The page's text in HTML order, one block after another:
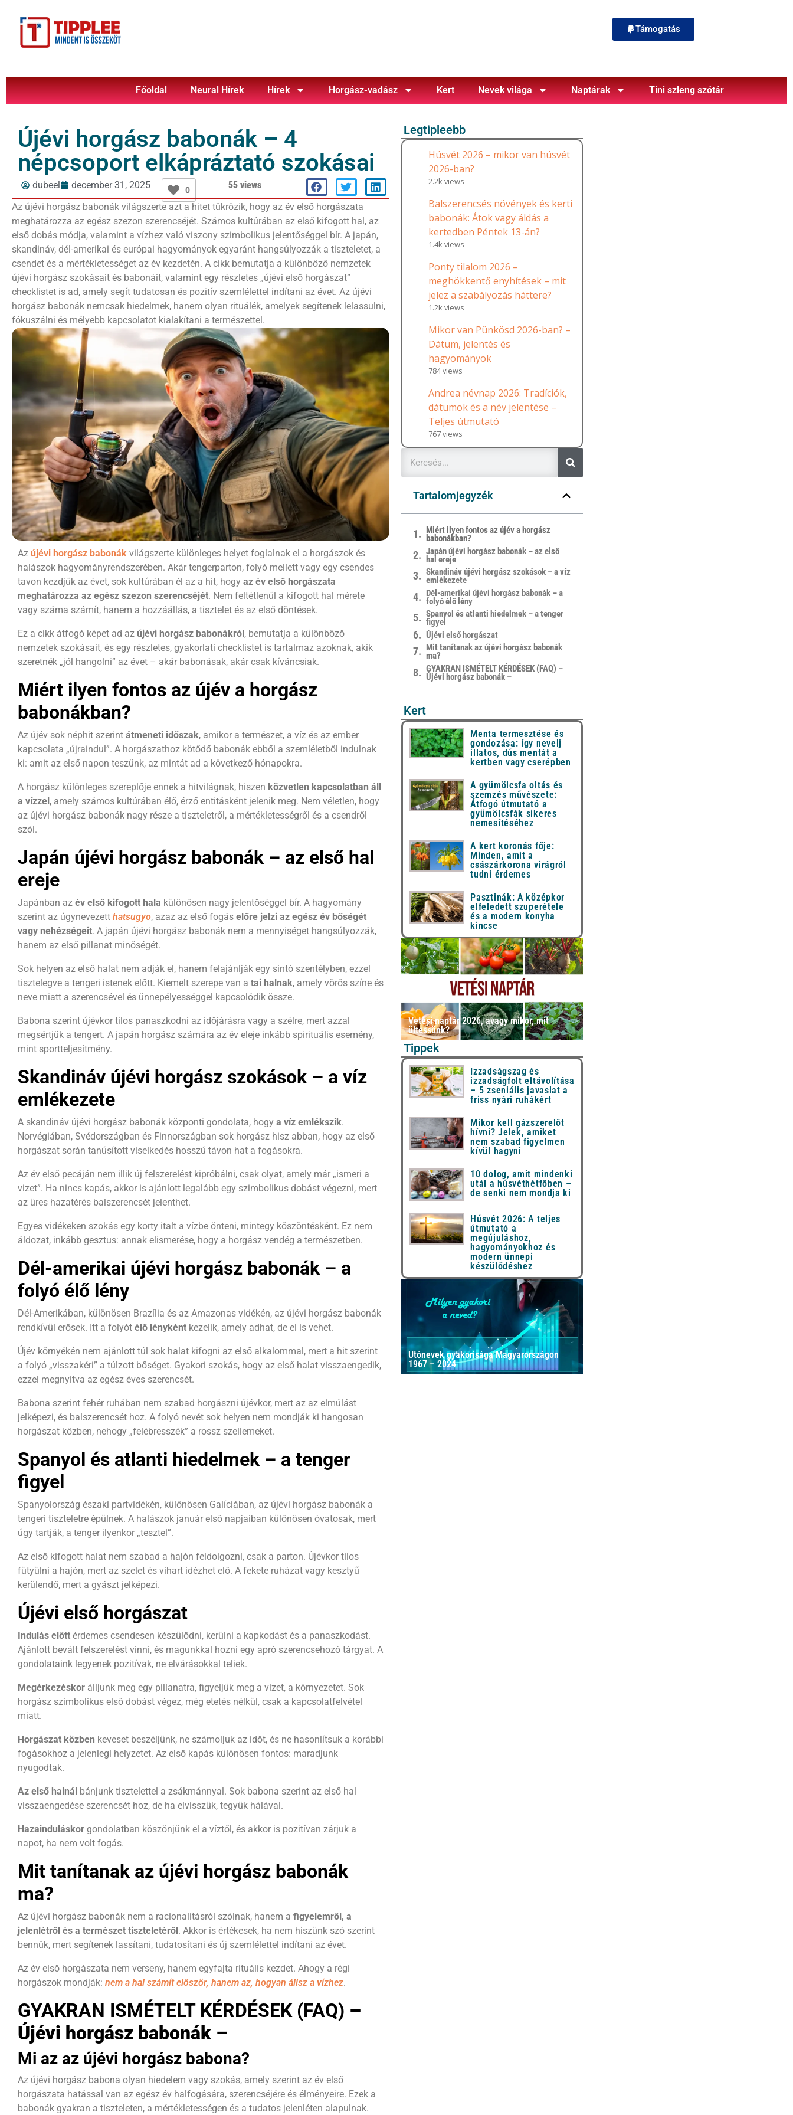
Támogatás
Főoldal Neural Hírek Hírek Horgász-vadász Kert Nevek világa Naptárak Tini szleng szótár
Újévi horgász babonák – 4
népcsoport elkápráztató szokásai
dubeel december 31, 2025 0
55 views
Az újévi horgász babonák világszerte azt a hitet tükrözik, hogy az év első horgászata
meghatározza az egész szezon szerencséjét. Számos kultúrában az első kifogott hal, az
első dobás módja, valamint a vízhez való viszony szimbolikus jelentőséggel bír. A japán,
skandináv, dél-amerikai és európai hagyományok egyaránt hangsúlyozzák a tiszteletet, a
csendet és a mértékletességet az év kezdetén. A cikk bemutatja a különböző nemzetek
újévi horgász szokásait és babonáit, valamint egy részletes „újévi első horgászat”
checklistet is ad, amely segít tudatosan és pozitív szemlélettel indítani az évet. Az újévi
horgász babonák nemcsak hiedelmek, hanem olyan rituálék, amelyek segítenek lelassulni,
fókuszálni és mélyebb kapcsolatot kialakítani a természettel.
Az újévi horgász babonák világszerte különleges helyet foglalnak el a horgászok és
halászok hagyományrendszerében. Akár tengerparton, folyó mellett vagy egy csendes
tavon kezdjük az évet, sok kultúrában él az a hit, hogy az év első horgászata
meghatározza az egész szezon szerencséjét. Nem feltétlenül a kifogott hal mérete
vagy száma számít, hanem a hozzáállás, a tisztelet és az első döntések.
Ez a cikk átfogó képet ad az újévi horgász babonákról, bemutatja a különböző
nemzetek szokásait, és egy részletes, gyakorlati checklistet is tartalmaz azoknak, akik
szeretnék „jól hangolni” az évet – akár babonásak, akár csak kíváncsiak.
Miért ilyen fontos az újév a horgász
babonákban?
Az újév sok néphit szerint átmeneti időszak, amikor a természet, a víz és az ember
kapcsolata „újraindul”. A horgászathoz kötődő babonák ebből a szemléletből indulnak
ki: amit az első napon teszünk, az mintát ad a következő hónapokra.
A horgász különleges szereplője ennek a hitvilágnak, hiszen közvetlen kapcsolatban áll
a vízzel, amely számos kultúrában élő, érző entitásként jelenik meg. Nem véletlen, hogy
az újévi horgász babonák nagy része a tiszteletről, a mértékletességről és a csendről
szól.
Japán újévi horgász babonák – az első hal
ereje
Japánban az év első kifogott hala különösen nagy jelentőséggel bír. A hagyomány
szerint az úgynevezett hatsugyo, azaz az első fogás előre jelzi az egész év bőségét
vagy nehézségeit. A japán újévi horgász babonák nem a mennyiséget hangsúlyozzák,
hanem az első pillanat minőségét.
Sok helyen az első halat nem adják el, hanem felajánlják egy sintó szentélyben, ezzel
tisztelegve a tengeri istenek előtt. Kiemelt szerepe van a tai halnak, amely vörös színe és
neve miatt a szerencsével és ünnepélyességgel kapcsolódik össze.
Babona szerint újévkor tilos panaszkodni az időjárásra vagy a szélre, mert azzal
megsértjük a tengert. A japán horgász számára az év eleje inkább spirituális esemény,
mint sportteljesítmény.
Skandináv újévi horgász szokások – a víz
emlékezete
A skandináv újévi horgász babonák központi gondolata, hogy a víz emlékszik.
Norvégiában, Svédországban és Finnországban sok horgász hisz abban, hogy az első
horgászat során tanúsított viselkedés hosszú távon hat a fogásokra.
Az év első pecáján nem illik új felszerelést kipróbálni, csak olyat, amely már „ismeri a
vizet”. Ha nincs kapás, akkor is ajánlott legalább egy szimbolikus dobást végezni, mert
az üres hazatérés balszerencsét jelenthet.
Egyes vidékeken szokás egy korty italt a vízbe önteni, mintegy köszöntésként. Ez nem
áldozat, inkább gesztus: annak elismerése, hogy a horgász vendég a természetben.
Dél-amerikai újévi horgász babonák – a
folyó élő lény
Dél-Amerikában, különösen Brazília és az Amazonas vidékén, az újévi horgász babonák
rendkívül erősek. Itt a folyót élő lényként kezelik, amely adhat, de el is vehet.
Újév környékén nem ajánlott túl sok halat kifogni az első alkalommal, mert a hit szerint
a folyó „visszakéri” a túlzott bőséget. Gyakori szokás, hogy az első halat visszaengedik,
ezzel megnyitva az egész éves szerencsét.
Babona szerint fehér ruhában nem szabad horgászni újévkor, mert az az elmúlást
jelképezi, és balszerencsét hoz. A folyó nevét sok helyen nem mondják ki hangosan
horgászat közben, nehogy „felébresszék” a rossz szellemeket.
Spanyol és atlanti hiedelmek – a tenger
figyel
Spanyolország északi partvidékén, különösen Galíciában, az újévi horgász babonák a
tengeri tiszteletre épülnek. A halászok január első napjaiban különösen óvatosak, mert
úgy tartják, a tenger ilyenkor „tesztel”.
Az első kifogott halat nem szabad a hajón feldolgozni, csak a parton. Újévkor tilos
fütyülni a hajón, mert az szelet és vihart idézhet elő. A fekete ruházat vagy kesztyű
kerülendő, mert a gyászt jelképezi.
Újévi első horgászat
Indulás előtt érdemes csendesen készülődni, kerülni a kapkodást és a panaszkodást.
Ajánlott bevált felszerelést vinni, és magunkkal hozni egy apró szerencsehozó tárgyat. A
gondolataink legyenek pozitívak, ne elvárásokkal teliek.
Megérkezéskor álljunk meg egy pillanatra, figyeljük meg a vizet, a környezetet. Sok
horgász szimbolikus első dobást végez, még etetés nélkül, csak a kapcsolatfelvétel
miatt.
Horgászat közben keveset beszéljünk, ne számoljuk az időt, és ne hasonlítsuk a korábbi
fogásokhoz a jelenlegi helyzetet. Az első kapás különösen fontos: maradjunk
nyugodtak.
Az első halnál bánjunk tisztelettel a zsákmánnyal. Sok babona szerint az első hal
visszaengedése szerencsét hoz, de ha elvisszük, tegyük hálával.
Hazainduláskor gondolatban köszönjünk el a víztől, és akkor is pozitívan zárjuk a
napot, ha nem volt fogás.
Mit tanítanak az újévi horgász babonák
ma?
Az újévi horgász babonák nem a racionalitásról szólnak, hanem a figyelemről, a
jelenlétről és a természet tiszteletéről. Akkor is értékesek, ha nem hiszünk szó szerint
bennük, mert segítenek lassítani, tudatosítani és új szemlélettel indítani az évet.
Az év első horgászata nem verseny, hanem egyfajta rituális kezdet. Ahogy a régi
horgászok mondják: nem a hal számít először, hanem az, hogyan állsz a vízhez.
GYAKRAN ISMÉTELT KÉRDÉSEK (FAQ) –
Újévi horgász babonák –
Mi az az újévi horgász babona?
Az újévi horgász babona olyan hiedelem vagy szokás, amely szerint az év első
horgászata hatással van az egész év halfogására, szerencséjére és élményeire. Ezek a
babonák gyakran a tiszteleten, a mértékletességen és a tudatos jelenléten alapulnak.
Legtipleebb
Húsvét 2026 – mikor van húsvét
2026-ban?
2.2k views
Balszerencsés növények és kerti
babonák: Átok vagy áldás a
kertedben Péntek 13-án?
1.4k views
Ponty tilalom 2026 –
meghökkentő enyhítések – mit
jelez a szabályozás háttere?
1.2k views
Mikor van Pünkösd 2026-ban? –
Dátum, jelentés és
hagyományok
784 views
Andrea névnap 2026: Tradíciók,
dátumok és a név jelentése –
Teljes útmutató
767 views
Tartalomjegyzék
Miért ilyen fontos az újév a horgász
babonákban?
Japán újévi horgász babonák – az első
hal ereje
Skandináv újévi horgász szokások – a víz
emlékezete
Dél-amerikai újévi horgász babonák – a
folyó élő lény
Spanyol és atlanti hiedelmek – a tenger
figyel
Újévi első horgászat
Mit tanítanak az újévi horgász babonák
ma?
GYAKRAN ISMÉTELT KÉRDÉSEK (FAQ) –
Újévi horgász babonák –
Kert
Menta termesztése és
gondozása: így nevelj
illatos, dús mentát a
kertben vagy cserépben
A gyümölcsfa oltás és
szemzés művészete:
Átfogó útmutató a
gyümölcsfák sikeres
nemesítéséhez
A kert koronás fője:
Minden, amit a
császárkorona virágról
tudni érdemes
Pasztinák: A középkor
elfeledett szuperétele
és a modern konyha
kincse
Vetési naptár 2026, avagy mikor, mit
ültessünk?
Tippek
Izzadságszag és
izzadságfolt eltávolítása
– 5 zseniális javaslat a
friss nyári ruhákért
Mikor kell gázszerelőt
hívni? Jelek, amiket
nem szabad figyelmen
kívül hagyni
10 dolog, amit mindenki
utál a húsvéthétfőben –
de senki nem mondja ki
Húsvét 2026: A teljes
útmutató a
megújuláshoz,
hagyományokhoz és
modern ünnepi
készülődéshez
Utónevek gyakorisága Magyarországon
1967 – 2024